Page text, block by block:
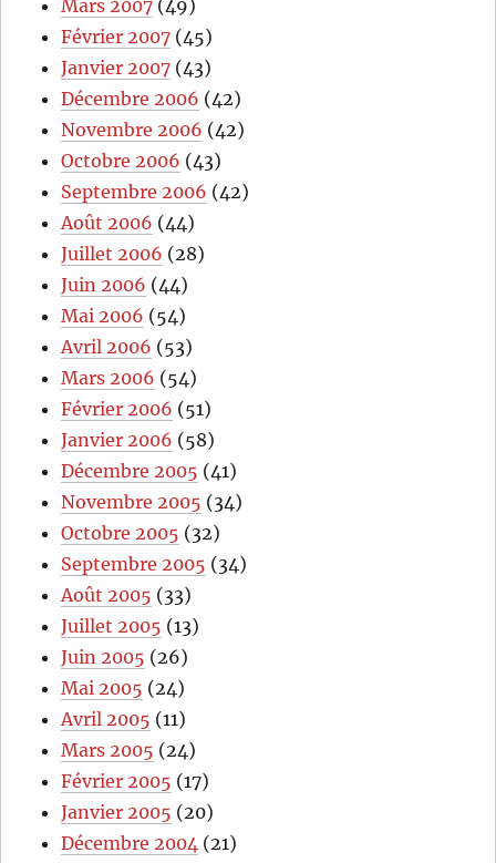
Mars 2007 (49)
Février 2007 (45)
Janvier 2007 (43)
Décembre 2006 (42)
Novembre 2006 (42)
Octobre 2006 (43)
Septembre 2006 (42)
Août 2006 (44)
Juillet 2006 (28)
Juin 2006 (44)
Mai 2006 (54)
Avril 2006 (53)
Mars 2006 (54)
Février 2006 (51)
Janvier 2006 (58)
Décembre 2005 (41)
Novembre 2005 (34)
Octobre 2005 (32)
Septembre 2005 (34)
Août 2005 (33)
Juillet 2005 (13)
Juin 2005 (26)
Mai 2005 (24)
Avril 2005 (11)
Mars 2005 (24)
Février 2005 (17)
Janvier 2005 (20)
Décembre 2004 (21)